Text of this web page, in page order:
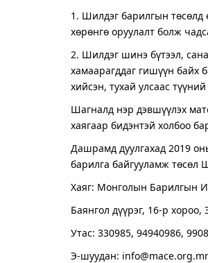
1. Шилдэг барилгын төсөлд
хөрөнгө оруулалт болж
2. Шилдэг шинэ бүтээл,
хамаарагддаг гишүүн байх
хийсэн, тухай улсаас
Шагналд нэр дэвшүүлэх
хаягаар бидэнтэй холбоо
Дашрамд дуулгахад 2019
барилга байгууламж төсөл
Хаяг: Монголын Барилгын
Баянгол дүүрэг, 16-р
Утас: 330985, 94940986,
Э-шуудан: